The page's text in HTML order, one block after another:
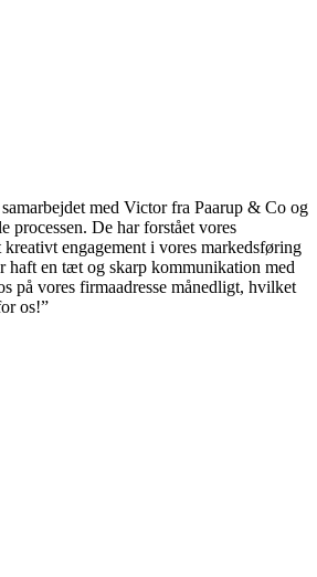
med Victor fra Paarup & Co og
processen. De har forstået vores
engagement i vores markedsføring
haft en tæt og skarp kommunikation med
på vores firmaadresse månedligt, hvilket
os!”